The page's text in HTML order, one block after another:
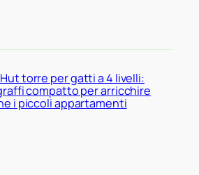
torre per gatti a 4 livelli:
compatto per arricchire
i piccoli appartamenti